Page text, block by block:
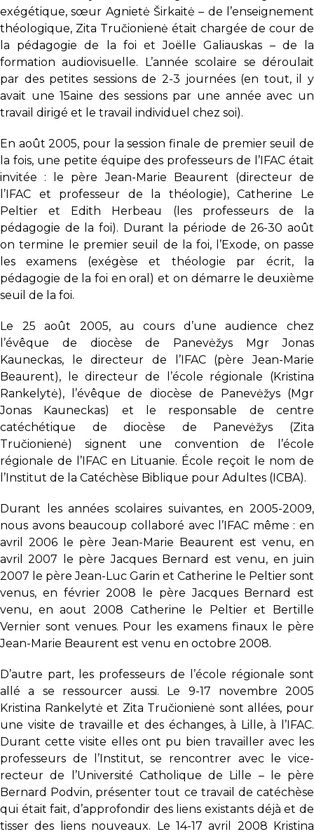
exégétique, sœur Agnietė Širkaitė – de l’enseignement
théologique, Zita Tručionienė était chargée de cour de
la pédagogie de la foi et Joëlle Galiauskas – de la
formation audiovisuelle. L’année scolaire se déroulait
par des petites sessions de 2-3 journées (en tout, il y
avait une 15aine des sessions par une année avec un
travail dirigé et le travail individuel chez soi).
En août 2005, pour la session finale de premier seuil de
la fois, une petite équipe des professeurs de l’IFAC était
invitée : le père Jean-Marie Beaurent (directeur de
l’IFAC et professeur de la théologie), Catherine Le
Peltier et Edith Herbeau (les professeurs de la
pédagogie de la foi). Durant la période de 26-30 août
on termine le premier seuil de la foi, l’Exode, on passe
les examens (exégèse et théologie par écrit, la
pédagogie de la foi en oral) et on démarre le deuxième
seuil de la foi.
Le 25 août 2005, au cours d’une audience chez
l’évêque de diocèse de Panevėžys Mgr Jonas
Kauneckas, le directeur de l’IFAC (père Jean-Marie
Beaurent), le directeur de l’école régionale (Kristina
Rankelytė), l’évêque de diocèse de Panevėžys (Mgr
Jonas Kauneckas) et le responsable de centre
catéchétique de diocèse de Panevėžys (Zita
Tručionienė) signent une convention de l’école
régionale de l’IFAC en Lituanie. École reçoit le nom de
l’Institut de la Catéchèse Biblique pour Adultes (ICBA).
Durant les années scolaires suivantes, en 2005-2009,
nous avons beaucoup collaboré avec l’IFAC même : en
avril 2006 le père Jean-Marie Beaurent est venu, en
avril 2007 le père Jacques Bernard est venu, en juin
2007 le père Jean-Luc Garin et Catherine le Peltier sont
venus, en février 2008 le père Jacques Bernard est
venu, en aout 2008 Catherine le Peltier et Bertille
Vernier sont venues. Pour les examens finaux le père
Jean-Marie Beaurent est venu en octobre 2008.
D’autre part, les professeurs de l’école régionale sont
allé a se ressourcer aussi. Le 9-17 novembre 2005
Kristina Rankelytė et Zita Tručionienė sont allées, pour
une visite de travaille et des échanges, à Lille, à l’IFAC.
Durant cette visite elles ont pu bien travailler avec les
professeurs de l’Institut, se rencontrer avec le vice-
recteur de l’Université Catholique de Lille – le père
Bernard Podvin, présenter tout ce travail de catéchèse
qui était fait, d’approfondir des liens existants déjà et de
tisser des liens nouveaux. Le 14-17 avril 2008 Kristina